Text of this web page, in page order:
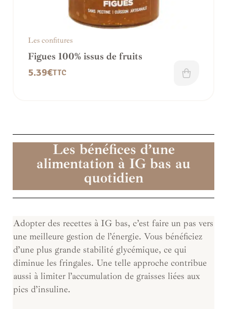
Les confitures
Figues 100% issus de fruits
5.39€TTC
Les bénéfices d’une
alimentation à IG bas au
quotidien
Adopter des recettes à IG bas, c’est faire un pas vers
une meilleure gestion de l’énergie. Vous bénéficiez
d’une plus grande stabilité glycémique, ce qui
diminue les fringales. Une telle approche contribue
aussi à limiter l’accumulation de graisses liées aux
pics d’insuline.